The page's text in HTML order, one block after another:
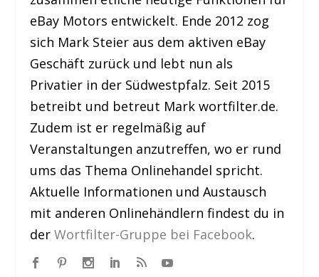
eBay Motors entwickelt. Ende 2012 zog
sich Mark Steier aus dem aktiven eBay
Geschäft zurück und lebt nun als
Privatier in der Südwestpfalz. Seit 2015
betreibt und betreut Mark wortfilter.de.
Zudem ist er regelmäßig auf
Veranstaltungen anzutreffen, wo er rund
ums das Thema Onlinehandel spricht.
Aktuelle Informationen und Austausch
mit anderen Onlinehändlern findest du in
derWortfilter-Gruppe bei Facebook.